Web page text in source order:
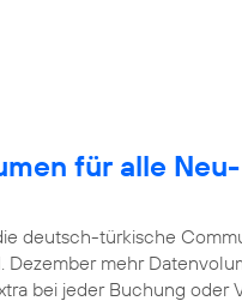
für alle
deutsch-türkische
Dezember mehr
bei jeder Buchung oder